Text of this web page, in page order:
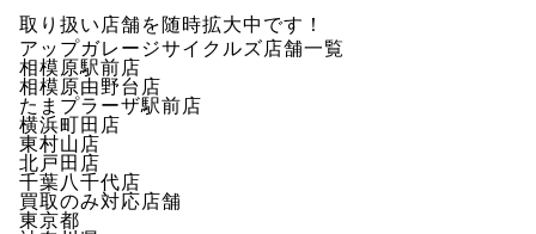
取り扱い店舗を随時拡大中です！
アップガレージサイクルズ店舗一覧
相模原駅前店
相模原由野台店
たまプラーザ駅前店
横浜町田店
東村山店
北戸田店
千葉八千代店
買取のみ対応店舗
東京都